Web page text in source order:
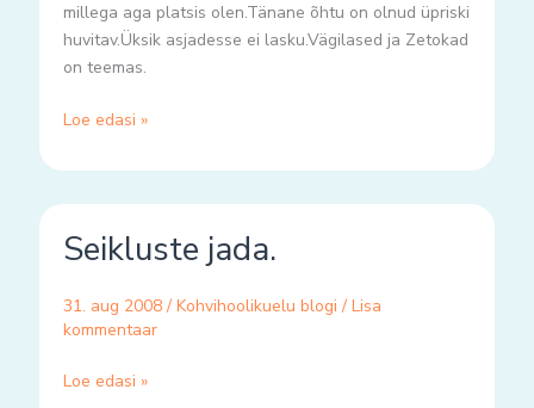
millega aga platsis olen.Tänane õhtu on olnud üpriski
huvitav.Üksik asjadesse ei lasku.Vägilased ja Zetokad
on teemas.
Loe edasi »
Seikluste jada.
31. aug 2008 / Kohvihoolikuelu blogi / Lisa
kommentaar
jada.
Loe edasi »